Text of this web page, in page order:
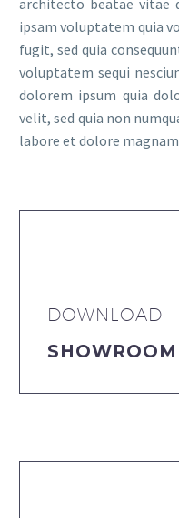
architecto beatae vitae
ipsam voluptatem quia
fugit, sed quia
voluptatem sequi
dolorem ipsum quia
velit, sed quia non
labore et dolore
DOWNLOAD
SHOWROOM